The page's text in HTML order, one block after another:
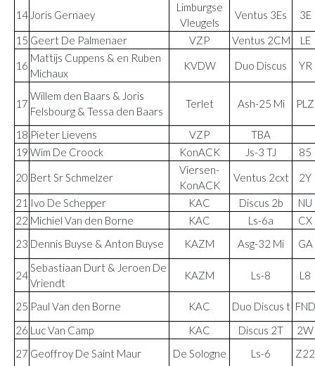
14 Joris Gernaey
Limburgse
Vleugels
Ventus 3Es
3E
15 Geert De Palmenaer VZP Ventus 2CM
LE
16
Mattijs Cuppens & en Ruben
Michaux
KVDW Duo Discus YR
17
Willem den Baars & Joris
Felsbourg & Tessa den Baars
Terlet Ash-25 Mi PLZ
18 Pieter Lievens VZP
TBA
19 Wim De Croock KonACK Js-3 TJ
85
20 Bert Sr Schmelzer
Viersen-
KonACK
Ventus 2cxt
2Y
21 Ivo De Schepper KAC Discus 2b
NU
22 Michiel Van den Borne KAC Ls-6a
CX
23 Dennis Buyse & Anton Buyse KAZM Asg-32 Mi GA
24
Sebastiaan Durt & Jeroen De
Vriendt
KAZM Ls-8 L8
25 Paul Van den Borne KAC Duo Discus t FND
26 Luc Van Camp KAC Discus 2T
2W
27 Geoffroy De Saint Maur De Sologne Ls-6 Z22